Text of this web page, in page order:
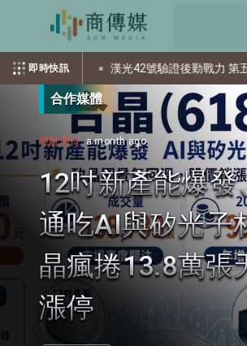
即時快訊漢光42號驗證後勤戰力 第五作戰區
合作媒體
理財周刊 a month ago
12吋新產能爆發
通吃AI與矽光子
晶瘋捲13.8萬張
漲停